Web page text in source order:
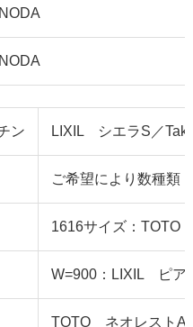
ン LIXIL シエラS／
ご希望により数種類
1616サイズ：
W=900：LIXIL ピア
TOTO ネオレスト